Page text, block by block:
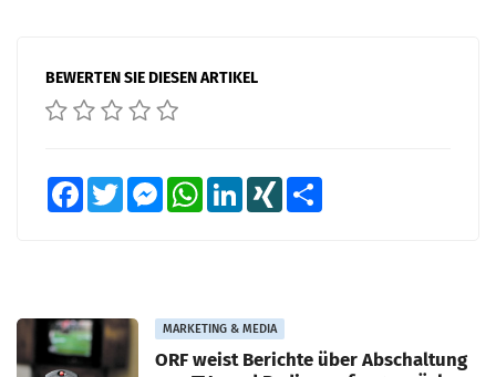
BEWERTEN SIE DIESEN ARTIKEL
FacebookTwitter MessengerWhatsAppLinkedInXING
MARKETING & MEDIA
ORF weist Berichte über Abschaltung